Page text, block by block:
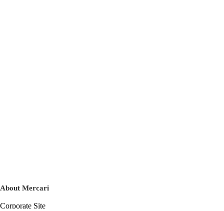
About Mercari
Corporate Site